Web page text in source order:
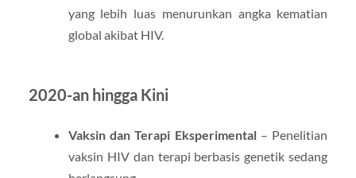
yang lebih luas menurunkan angka kematian
global akibat HIV.
2020-an hingga Kini
Vaksin dan Terapi Eksperimental– Penelitian
vaksin HIV dan terapi berbasis genetik sedang